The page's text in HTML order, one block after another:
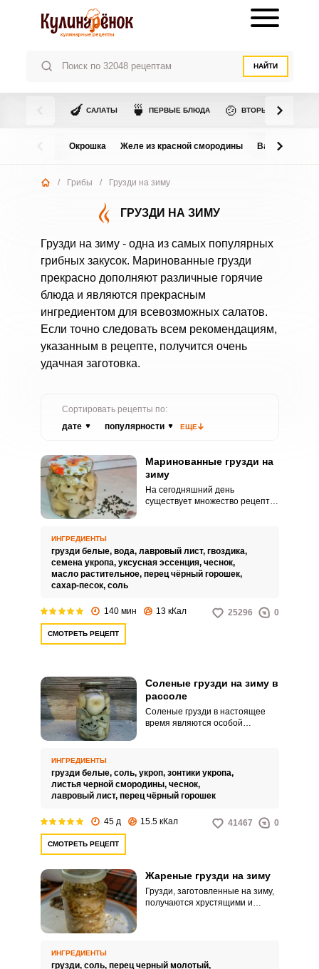
НАЙТИ
🍆 САЛАТЫ 🍵 ПЕРВЫЕ БЛЮДА 🍲 ВТОРЫЕ БЛЮДА
Окрошка Желе из красной смородины Варенье из
/ Грибы / Грузди на зиму
ГРУЗДИ НА ЗИМУ
Грузди на зиму - одна из самых популярных
грибных закусок. Маринованные грузди
прекрасно дополняют различные горячие
блюда и являются прекрасным
ингредиентом для всевозможных салатов.
Если точно следовать всем рекомендациям,
указанным в рецепте, получится очень
удачная заготовка.
Сортировать рецепты по:
дате
популярности ЕЩЕ
Маринованные грузди на
зиму
На сегодняшний день
существует множество рецептов
ИНГРЕДИЕНТЫ
грузди белые, вода, лавровый лист, гвоздика,
семена укропа, уксусная эссенция, чеснок,
масло растительное, перец чёрный горошек,
сахар-песок, соль
140 мин 13 кКал 25296 0
СМОТРЕТЬ РЕЦЕПТ
Соленые грузди на зиму в
рассоле
Соленые грузди в настоящее
время являются особой
ИНГРЕДИЕНТЫ
грузди белые, соль, укроп, зонтики укропа,
листья черной смородины, чеснок,
лавровый лист, перец чёрный горошек
45 д 15.5 кКал 41467 0
СМОТРЕТЬ РЕЦЕПТ
Жареные грузди на зиму
Грузди, заготовленные на зиму,
получаются хрустящими и
ИНГРЕДИЕНТЫ
грузди, соль, перец черный молотый,